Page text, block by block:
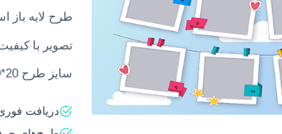
طرح لایه باز
تصویر با
سایز طرح 20*30 سانتی متر است و با کیفیت بالا طراحی شده است.
دریافت